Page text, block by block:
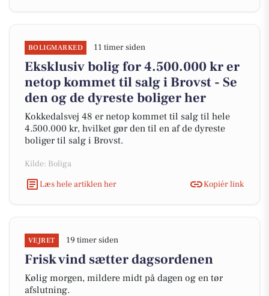
BOLIGMARKED 11 timer siden
Eksklusiv bolig for 4.500.000 kr er
netop kommet til salg i Brovst - Se
den og de dyreste boliger her
Kokkedalsvej 48 er netop kommet til salg til hele
4.500.000 kr, hvilket gør den til en af de dyreste
boliger til salg i Brovst.
Kilde: Boliga
Læs hele artiklen her
Kopiér link
VEJRET 19 timer siden
Frisk vind sætter dagsordenen
Kølig morgen, mildere midt på dagen og en tør
afslutning.